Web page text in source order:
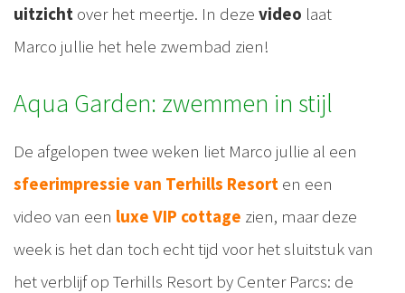
uitzicht over het meertje. In deze video laat
Marco jullie het hele zwembad zien!
Aqua Garden: zwemmen in stijl
De afgelopen twee weken liet Marco jullie al een
sfeerimpressie van Terhills Resort en een
video van een luxe VIP cottage zien, maar deze
week is het dan toch echt tijd voor het sluitstuk van
het verblijf op Terhills Resort by Center Parcs: de